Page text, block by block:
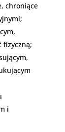
chroniące
fizyczną;
i